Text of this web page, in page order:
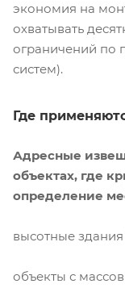
экономия на
охватывать
ограничений по
систем).
Где
Адресные
объектах, где
определение
высотные
объекты с